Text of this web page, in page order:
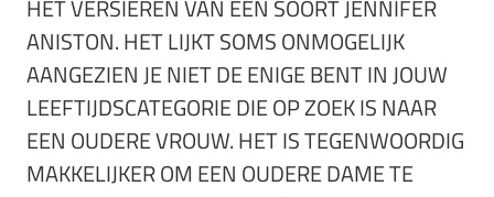
HET VERSIEREN VAN EEN SOORT JENNIFER
ANISTON. HET LIJKT SOMS ONMOGELIJK
AANGEZIEN JE NIET DE ENIGE BENT IN JOUW
LEEFTIJDSCATEGORIE DIE OP ZOEK IS NAAR
EEN OUDERE VROUW. HET IS TEGENWOORDIG
MAKKELIJKER OM EEN OUDERE DAME TE